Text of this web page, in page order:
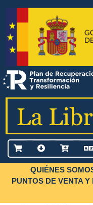
QUIÉNES
PUNTOS DE VENTA